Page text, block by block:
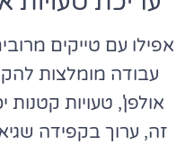
אפילו עם טייקים
עבודה מומלצות
אולפן', טעויות
זה, ערוך בקפידה